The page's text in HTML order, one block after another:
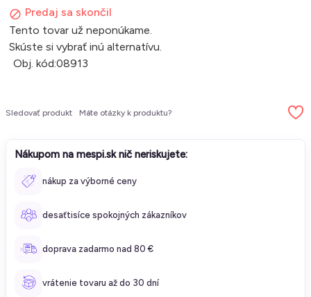
Predaj sa skončil
Tento tovar už neponúkame.
Skúste si vybrať inú alternatívu.
Obj. kód:08913
Sledovať produkt Máte otázky k produktu?
Nákupom na mespi.sk nič neriskujete:
nákup za výborné ceny
desaťtisíce spokojných zákazníkov
doprava zadarmo nad 80 €
vrátenie tovaru až do 30 dní